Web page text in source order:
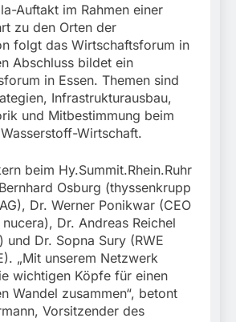
Auftakt im Rahmen einer
zu den Orten der
folgt das Wirtschaftsforum in
Abschluss bildet ein
in Essen. Themen sind
Infrastrukturausbau,
und Mitbestimmung beim
Wirtschaft.
beim Hy.Summit.Rhein.Ruhr
Osburg (thyssenkrupp
Dr. Werner Ponikwar (CEO
Dr. Andreas Reichel
und Dr. Sopna Sury (RWE
„Mit unserem Netzwerk
wichtigen Köpfe für einen
Wandel zusammen“, betont
Vorsitzender des